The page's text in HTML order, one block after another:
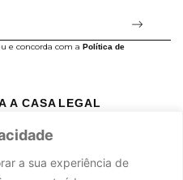
a sua experiência de
e concorda com a Política de
A CASA LEGAL
Termos e Condições